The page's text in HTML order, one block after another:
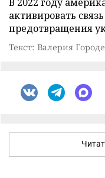
активировать
предотвращения
Текст: Валерия